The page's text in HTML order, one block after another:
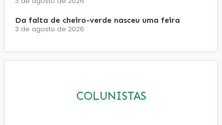
Da falta de cheiro-verde nasceu uma feira
3 de agosto de 2026
COLUNISTAS